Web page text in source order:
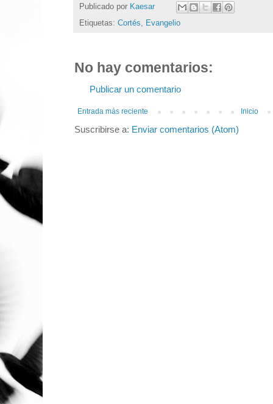
Publicado por Kaesar
Etiquetas: Cortés Evangelio
No hay comentarios:
Publicar un comentario
Entrada más reciente Inicio
Suscribirse a: Enviar comentarios (Atom)